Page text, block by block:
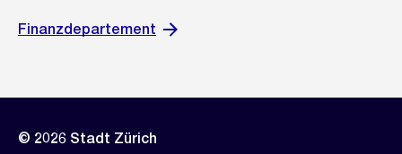
Finanzdepartement
© 2026 Stadt Zürich